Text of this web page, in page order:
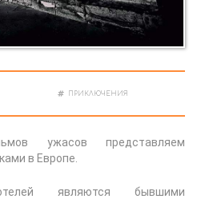
ПРИКЛЮЧЕНИЯ
ужасов представляем
в Европе.
являются бывшими